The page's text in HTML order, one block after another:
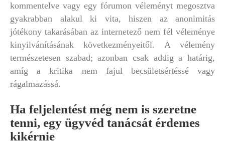
kommentelve vagy egy fórumon véleményt megosztva
gyakrabban alakul ki vita, hiszen az anonimitás
jótékony takarásában az internetező nem fél véleménye
kinyilvánításának következményeitől. A vélemény
természetesen szabad; azonban csak addig a határig,
amíg a kritika nem fajul becsületsértéssé vagy
rágalmazássá.
Ha feljelentést még nem is szeretne
tenni, egy ügyvéd tanácsát érdemes
kikérnie